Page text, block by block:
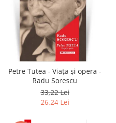
Petre Tutea - Viaţa şi opera -
Radu Sorescu
33,22 Lei
26,24 Lei